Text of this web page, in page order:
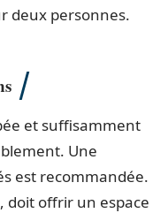
deux personnes.
et suffisamment
Une
est recommandée.
doit offrir un espace